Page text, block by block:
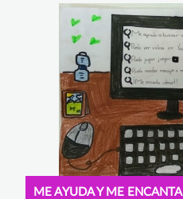
ME AYUDA Y ME ENCANTA